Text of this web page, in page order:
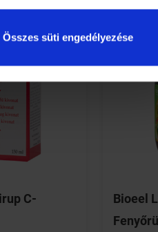
Összes süti engedélyezése
C-
Bioeel